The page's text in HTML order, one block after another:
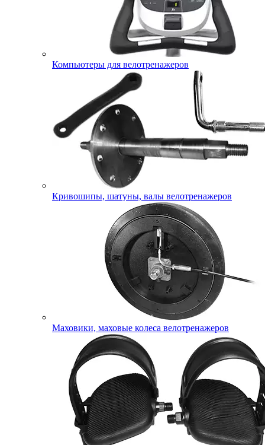
Компьютеры для велотренажеров
Кривошипы, шатуны, валы велотренажеров
Маховики, маховые колеса велотренажеров